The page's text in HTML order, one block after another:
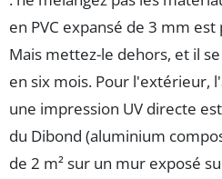
en PVC expansé de 3 mm
Mais mettez-le dehors, et il
en six mois. Pour l'extérieur,
une impression UV directe
du Dibond (aluminium
de 2 m² sur un mur exposé